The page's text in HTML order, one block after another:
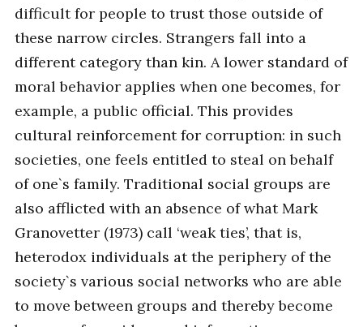
difficult for people to trust those outside of
these narrow circles. Strangers fall into a
different category than kin. A lower standard of
moral behavior applies when one becomes, for
example, a public official. This provides
cultural reinforcement for corruption: in such
societies, one feels entitled to steal on behalf
of one`s family. Traditional social groups are
also afflicted with an absence of what Mark
Granovetter (1973) call ‘weak ties’, that is,
heterodox individuals at the periphery of the
society`s various social networks who are able
to move between groups and thereby become